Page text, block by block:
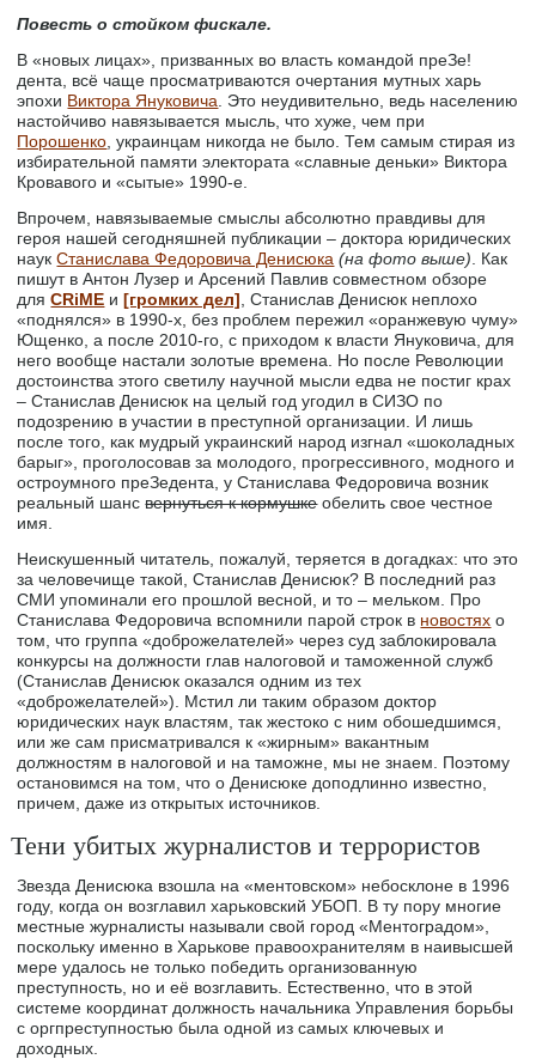
Повесть о стойком фискале.
В «новых лицах», призванных во власть командой преЗе!
дента, всё чаще просматриваются очертания мутных харь
эпохи Виктора Януковича . Это неудивительно, ведь населению
настойчиво навязывается мысль, что хуже, чем при
Порошенко , украинцам никогда не было. Тем самым стирая из
избирательной памяти электората «славные деньки» Виктора
Кровавого и «сытые» 1990-е.
Впрочем, навязываемые смыслы абсолютно правдивы для
героя нашей сегодняшней публикации – доктора юридических
наукСтанислава Федоровича Денисюка (на фото выше) . Как
пишут в Антон Лузер и Арсений Павлив совместном обзоре
дляCRiME и[громких дел] , Станислав Денисюк неплохо
«поднялся» в 1990-х, без проблем пережил «оранжевую чуму»
Ющенко, а после 2010-го, с приходом к власти Януковича, для
него вообще настали золотые времена. Но после Революции
достоинства этого светилу научной мысли едва не постиг крах
– Станислав Денисюк на целый год угодил в СИЗО по
подозрению в участии в преступной организации. И лишь
после того, как мудрый украинский народ изгнал «шоколадных
барыг», проголосовав за молодого, прогрессивного, модного и
остроумного преЗедента, у Станислава Федоровича возник
реальный шансвернуться к кормушкеобелить свое честное
имя.
Неискушенный читатель, пожалуй, теряется в догадках: что это
за человечище такой, Станислав Денисюк? В последний раз
СМИ упоминали его прошлой весной, и то – мельком. Про
Станислава Федоровича вспомнили парой строк в новостях о
том, что группа «доброжелателей» через суд заблокировала
конкурсы на должности глав налоговой и таможенной служб
(Станислав Денисюк оказался одним из тех
«доброжелателей»). Мстил ли таким образом доктор
юридических наук властям, так жестоко с ним обошедшимся,
или же сам присматривался к «жирным» вакантным
должностям в налоговой и на таможне, мы не знаем. Поэтому
остановимся на том, что о Денисюке доподлинно известно,
причем, даже из открытых источников.
Тени убитых журналистов и террористов
Звезда Денисюка взошла на «ментовском» небосклоне в 1996
году, когда он возглавил харьковский УБОП. В ту пору многие
местные журналисты называли свой город «Ментоградом»,
поскольку именно в Харькове правоохранителям в наивысшей
мере удалось не только победить организованную
преступность, но и её возглавить. Естественно, что в этой
системе координат должность начальника Управления борьбы
с оргпреступностью была одной из самых ключевых и
доходных.